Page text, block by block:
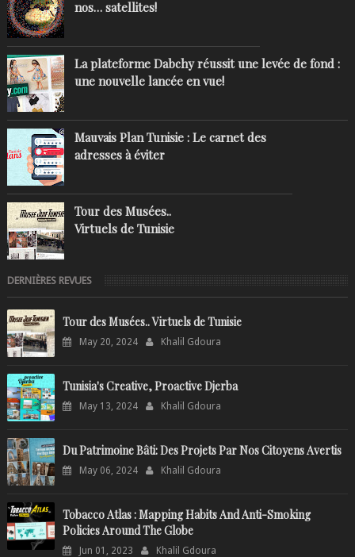
nos… satellites!
La plateforme Dabchy réussit une levée de fond :
une nouvelle lancée en vue!
Mauvais Plan Tunisie : Le carnet des
adresses à éviter
Tour des Musées..
Virtuels de Tunisie
DERNIÈRES REVUES
Tour des Musées.. Virtuels de Tunisie
May 20, 2024 Khalil Gdoura
Tunisia's Creative, Proactive Djerba
May 13, 2024 Khalil Gdoura
Du Patrimoine Bâti: Des Projets Par Nos Citoyens Avertis
May 06, 2024 Khalil Gdoura
Tobacco Atlas : Mapping Habits And Anti-Smoking
Policies Around The Globe
Jun 01, 2023 Khalil Gdoura